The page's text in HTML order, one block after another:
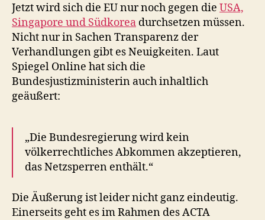
Jetzt wird sich die EU nur noch gegen die USA,
Singapore und Südkorea durchsetzen müssen.
Nicht nur in Sachen Transparenz der
Verhandlungen gibt es Neuigkeiten. Laut
Spiegel Online hat sich die
Bundesjustizministerin auch inhaltlich
geäußert:
„Die Bundesregierung wird kein
völkerrechtliches Abkommen akzeptieren,
das Netzsperren enthält.“
Die Äußerung ist leider nicht ganz eindeutig.
Einerseits geht es im Rahmen des ACTA